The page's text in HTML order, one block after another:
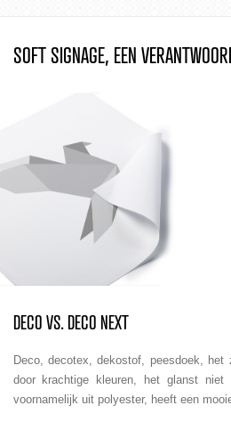
SOFT SIGNAGE, EEN
DECO VS. DECO NEXT
Deco, decotex, dekostof, peesdoek,
door krachtige kleuren, het glanst
voornamelijk uit polyester, heeft een